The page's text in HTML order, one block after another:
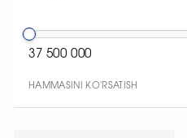
37 500 000
HAMMASINI KO'RSATISH